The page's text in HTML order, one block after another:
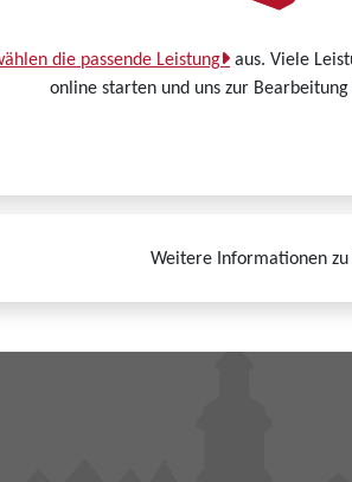
die passende Leistung
aus. Viele
online starten und uns zur
Weitere Informationen zu